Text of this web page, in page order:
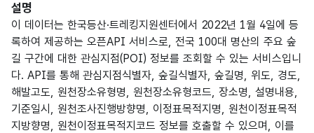
설명
이 데이터는 한국등산·트레킹지원센터에서 2022년 1월 4일에 등
록하여 제공하는 오픈API 서비스로, 전국 100대 명산의 주요 숲
길 구간에 대한 관심지점(POI) 정보를 조회할 수 있는 서비스입니
다. API를 통해 관심지점식별자, 숲길식별자, 숲길명, 위도, 경도,
해발고도, 원천장소유형명, 원천장소유형코드, 장소명, 설명내용,
기준일시, 원천조사진행방향명, 이정표목적지명, 원천이정표목적
지방향명, 원천이정표목적지코드 정보를 호출할 수 있으며, 이를